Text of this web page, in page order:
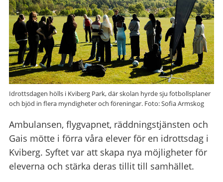
Idrottsdagen hölls i Kviberg Park, där skolan hyrde sju fotbollsplaner
och bjöd in flera myndigheter och föreningar. Foto: Sofia Armskog
Ambulansen, flygvapnet, räddningstjänsten och
Gais mötte i förra våra elever för en idrottsdag i
Kviberg. Syftet var att skapa nya möjligheter för
eleverna och stärka deras tillit till samhället.